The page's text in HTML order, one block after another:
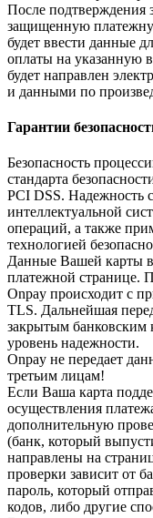
После подтверждения
защищенную
будет ввести данные
оплаты на указанную
будет направлен
и данными по
Гарантии
Безопасность
стандарта
PCI DSS. Надежность
интеллектуальной
операций, а также
технологией
Данные Вашей карты
платежной странице.
Onpay происходит с
TLS. Дальнейшая
закрытым
уровень надежности.
Onpay не передает
третьим лицам!
Если Ваша карта
осуществления
дополнительную
(банк, который
направлены на
проверки зависит от
пароль, который
кодов, либо другие